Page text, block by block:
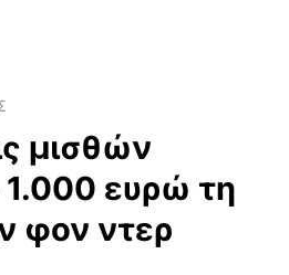
μισθών
ευρώ τη
φον ντερ